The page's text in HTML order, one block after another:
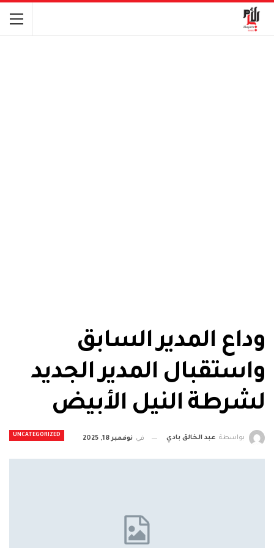
وداع المدير السابق
واستقبال المدير الجديد
لشرطة النيل الأبيض
UNCATEGORIZED بواسطة عبد الخالق بادي في نوفمبر 18, 2025